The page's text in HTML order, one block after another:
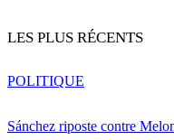
LES PLUS RÉCENTS
Sánchez riposte contre
POLITIQUE